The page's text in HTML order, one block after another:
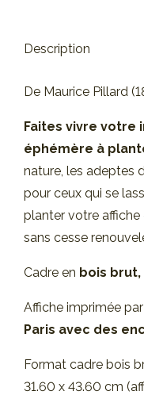
Description
De Maurice Pillard
Faites vivre votre
éphémère à
nature, les adeptes
pour ceux qui se
planter votre affiche
sans cesse
Cadre en bois brut,
Affiche imprimée
Paris avec des
Format cadre bois
31.60 x 43.60 cm